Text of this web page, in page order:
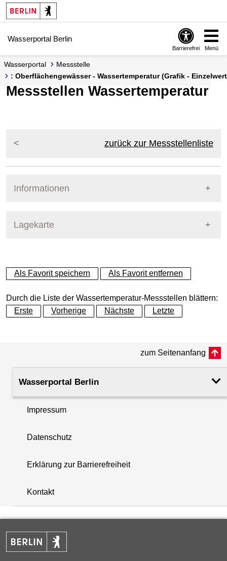
Springe zur Navigation
Springe zum Inhalt
Wasserportal Berlin
Barrierefrei Menü
Wasserportal
Messstelle
: Oberflächengewässer - Wassertemperatur (Grafik -
Messstellen Wassertemperatur
zurück zur Messstellenliste
Informationen
Lagekarte
+
−
+
−
Als Favorit speichern Als Favorit entfernen
Durch die Liste der Wassertemperatur-Messstellen blättern:
Erste
Vorherige Nächste Letzte
zum Seitenanfang
Wasserportal Berlin
Impressum
Datenschutz
Erklärung zur Barrierefreiheit
Kontakt